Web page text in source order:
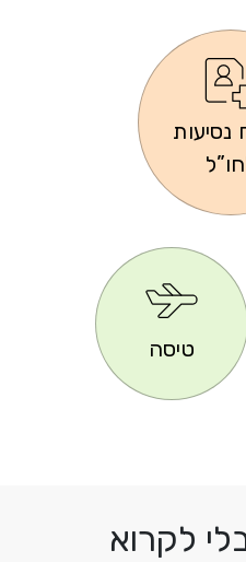
נסיעות
טיסה
לקרוא